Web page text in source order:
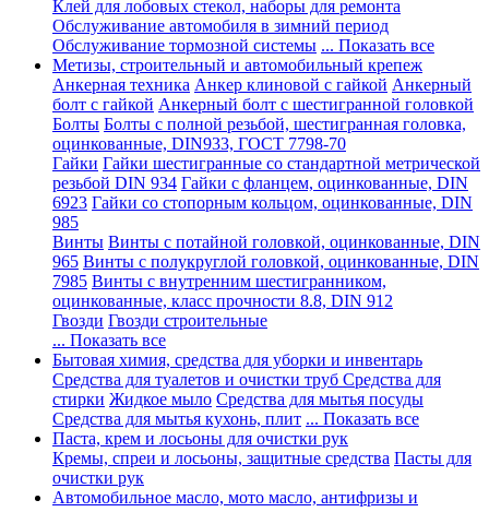
Клей для лобовых стекол, наборы для ремонта
Обслуживание автомобиля в зимний период
Обслуживание тормозной системы ... Показать все
Метизы, строительный и автомобильный крепеж
Анкерная техника Анкер клиновой с гайкой Анкерный
болт с гайкой Анкерный болт с шестигранной головкой
Болты Болты с полной резьбой, шестигранная головка,
оцинкованные, DIN933, ГОСТ 7798-70
Гайки Гайки шестигранные со стандартной метрической
резьбой DIN 934 Гайки с фланцем, оцинкованные, DIN
6923 Гайки со стопорным кольцом, оцинкованные, DIN
985
Винты Винты с потайной головкой, оцинкованные, DIN
965 Винты с полукруглой головкой, оцинкованные, DIN
7985 Винты с внутренним шестигранником,
оцинкованные, класс прочности 8.8, DIN 912
Гвозди Гвозди строительные
... Показать все
Бытовая химия, средства для уборки и инвентарь
Средства для туалетов и очистки труб Средства для
стирки Жидкое мыло Средства для мытья посуды
Средства для мытья кухонь, плит ... Показать все
Паста, крем и лосьоны для очистки рук
Кремы, спреи и лосьоны, защитные средства Пасты для
очистки рук
Автомобильное масло, мото масло, антифризы и